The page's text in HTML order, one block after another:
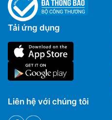
Tải ứng dụng
Liên hệ với chúng tôi